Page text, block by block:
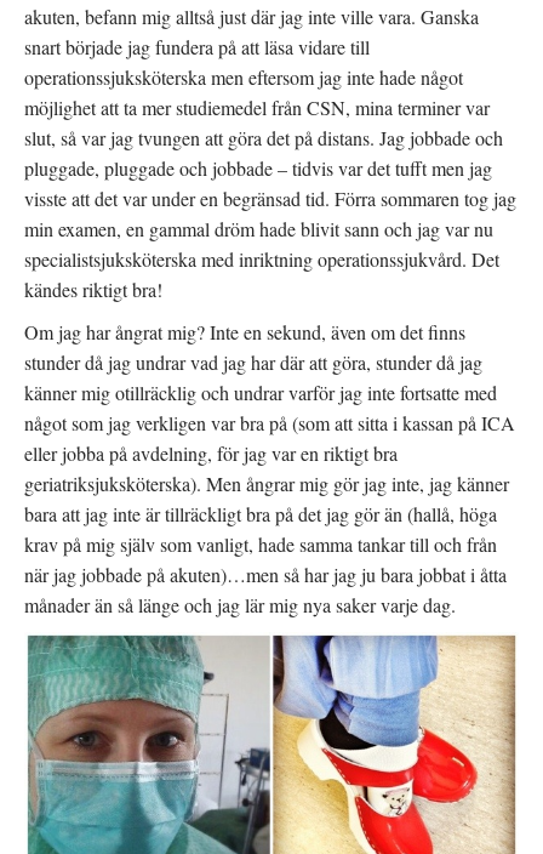
akuten, befann mig alltså just där jag inte ville vara. Ganska
snart började jag fundera på att läsa vidare till
operationssjuksköterska men eftersom jag inte hade något
möjlighet att ta mer studiemedel från CSN, mina terminer var
slut, så var jag tvungen att göra det på distans. Jag jobbade och
pluggade, pluggade och jobbade – tidvis var det tufft men jag
visste att det var under en begränsad tid. Förra sommaren tog jag
min examen, en gammal dröm hade blivit sann och jag var nu
specialistsjuksköterska med inriktning operationssjukvård. Det
kändes riktigt bra!
Om jag har ångrat mig? Inte en sekund, även om det finns
stunder då jag undrar vad jag har där att göra, stunder då jag
känner mig otillräcklig och undrar varför jag inte fortsatte med
något som jag verkligen var bra på (som att sitta i kassan på ICA
eller jobba på avdelning, för jag var en riktigt bra
geriatriksjuksköterska). Men ångrar mig gör jag inte, jag känner
bara att jag inte är tillräckligt bra på det jag gör än (hallå, höga
krav på mig själv som vanligt, hade samma tankar till och från
när jag jobbade på akuten)…men så har jag ju bara jobbat i åtta
månader än så länge och jag lär mig nya saker varje dag.